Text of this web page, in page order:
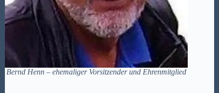
Bernd Henn – ehemaliger Vorsitzender und Ehrenmitglied